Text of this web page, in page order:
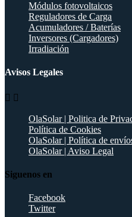
Módulos fotovoltaicos
Reguladores de Carga
Acumuladores / Baterías
Inversores (Cargadores)
Irradiación
Avisos Legales
 
OlaSolar | Politica de
Política de Cookies
OlaSolar | Política de
OlaSolar | Aviso Legal
Siguenos en
Facebook
Twitter